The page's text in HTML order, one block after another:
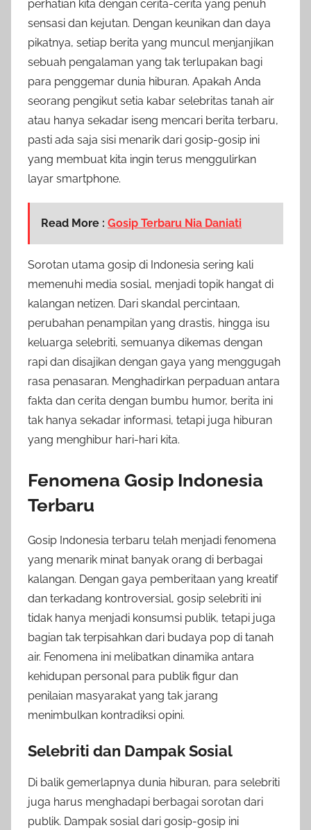
perhatian kita dengan cerita-cerita yang penuh
sensasi dan kejutan. Dengan keunikan dan daya
pikatnya, setiap berita yang muncul menjanjikan
sebuah pengalaman yang tak terlupakan bagi
para penggemar dunia hiburan. Apakah Anda
seorang pengikut setia kabar selebritas tanah air
atau hanya sekadar iseng mencari berita terbaru,
pasti ada saja sisi menarik dari gosip-gosip ini
yang membuat kita ingin terus menggulirkan
layar smartphone.
Read More : Gosip Terbaru Nia Daniati
Sorotan utama gosip di Indonesia sering kali
memenuhi media sosial, menjadi topik hangat di
kalangan netizen. Dari skandal percintaan,
perubahan penampilan yang drastis, hingga isu
keluarga selebriti, semuanya dikemas dengan
rapi dan disajikan dengan gaya yang menggugah
rasa penasaran. Menghadirkan perpaduan antara
fakta dan cerita dengan bumbu humor, berita ini
tak hanya sekadar informasi, tetapi juga hiburan
yang menghibur hari-hari kita.
Fenomena Gosip Indonesia
Terbaru
Gosip Indonesia terbaru telah menjadi fenomena
yang menarik minat banyak orang di berbagai
kalangan. Dengan gaya pemberitaan yang kreatif
dan terkadang kontroversial, gosip selebriti ini
tidak hanya menjadi konsumsi publik, tetapi juga
bagian tak terpisahkan dari budaya pop di tanah
air. Fenomena ini melibatkan dinamika antara
kehidupan personal para publik figur dan
penilaian masyarakat yang tak jarang
menimbulkan kontradiksi opini.
Selebriti dan Dampak Sosial
Di balik gemerlapnya dunia hiburan, para selebriti
juga harus menghadapi berbagai sorotan dari
publik. Dampak sosial dari gosip-gosip ini